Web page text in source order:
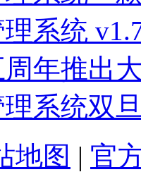
系统
年推出
系统双
地图 | 官